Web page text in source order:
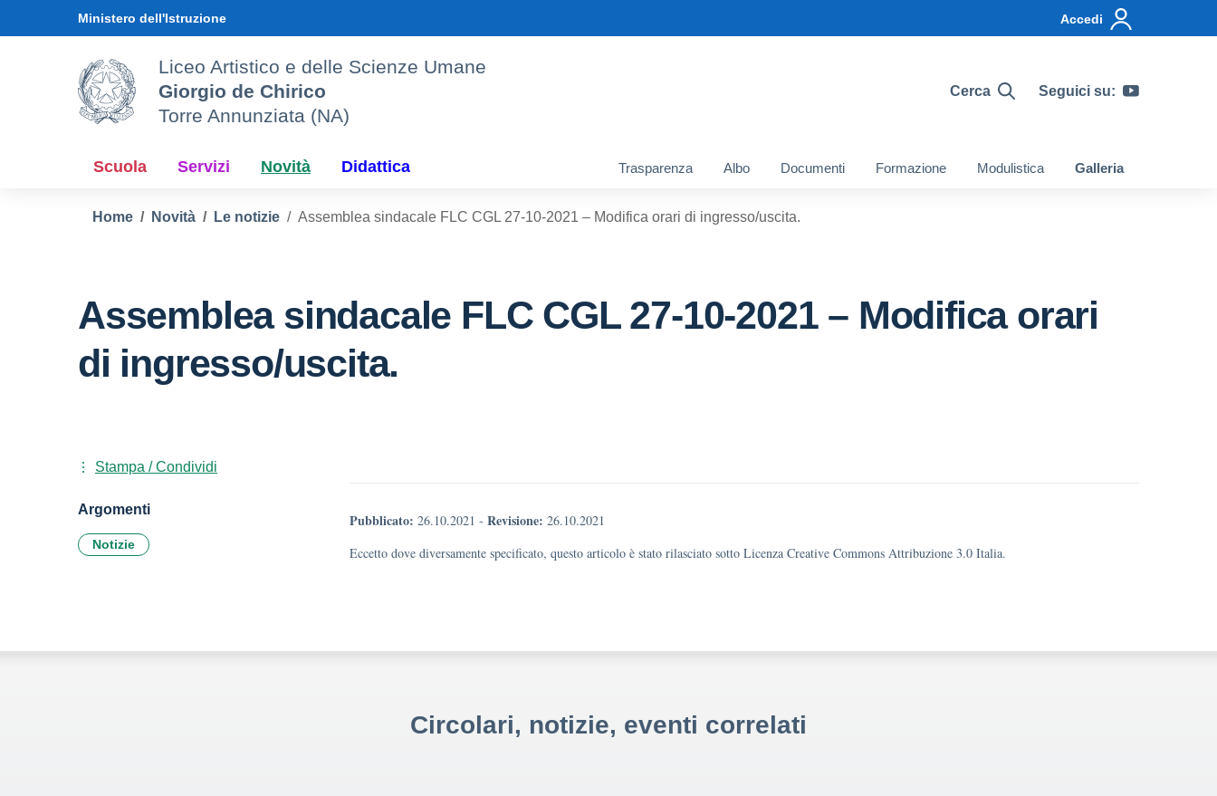
Ministero dell'Istruzione Accedi
Liceo Artistico e delle Scienze Umane
Giorgio de Chirico
Torre Annunziata (NA)
Cerca Seguici su:
Scuola Servizi Novità Didattica Trasparenza Albo Documenti Formazione Modulistica Galleria
Home Novità Le notizie Assemblea sindacale FLC CGL 27-10-2021 – Modifica orari di ingresso/uscita.
Assemblea sindacale FLC CGL 27-10-2021 – Modifica orari
di ingresso/uscita.
Pubblicato: 26.10.2021 - Revisione: 26.10.2021
Eccetto dove diversamente specificato, questo articolo è stato rilasciato sotto Licenza Creative Commons Attribuzione 3.0 Italia.
Stampa / Condividi
Argomenti
Notizie
Circolari, notizie, eventi correlati